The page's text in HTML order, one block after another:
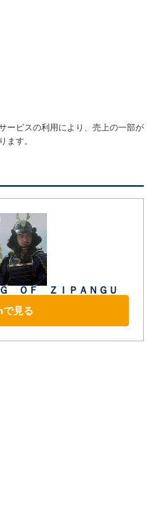
ービスの利用により、売上の一部が
ます。
ＯＦ ＺＩＰＡＮＧＵ
見る